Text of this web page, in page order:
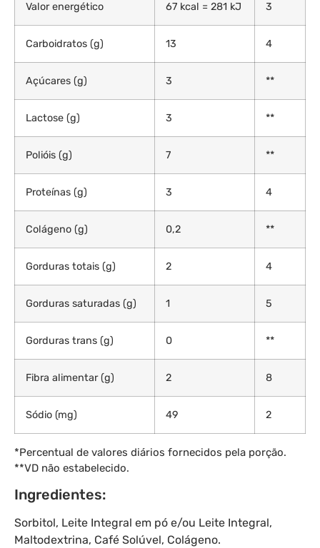
Valor energético 67 kcal = 281 kJ 3
Carboidratos (g) 13 4
Açúcares (g) 3 **
Lactose (g) 3 **
Polióis (g) 7 **
Proteínas (g) 3 4
Colágeno (g) 0,2 **
Gorduras totais (g) 2 4
Gorduras saturadas (g) 1 5
Gorduras trans (g) 0 **
Fibra alimentar (g) 2 8
Sódio (mg) 49 2
*Percentual de valores diários fornecidos pela porção.
**VD não estabelecido.
Ingredientes:
Sorbitol, Leite Integral em pó e/ou Leite Integral,
Maltodextrina, Café Solúvel, Colágeno.